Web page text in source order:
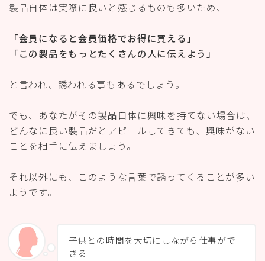
製品自体は実際に良いと感じるものも多いため、
「会員になると会員価格でお得に買える」
「この製品をもっとたくさんの人に伝えよう」
と言われ、誘われる事もあるでしょう。
でも、あなたがその製品自体に興味を持てない場合は、
どんなに良い製品だとアピールしてきても、興味がない
ことを相手に伝えましょう。
それ以外にも、このような言葉で誘ってくることが多い
ようです。
子供との時間を大切にしながら仕事がで
きる